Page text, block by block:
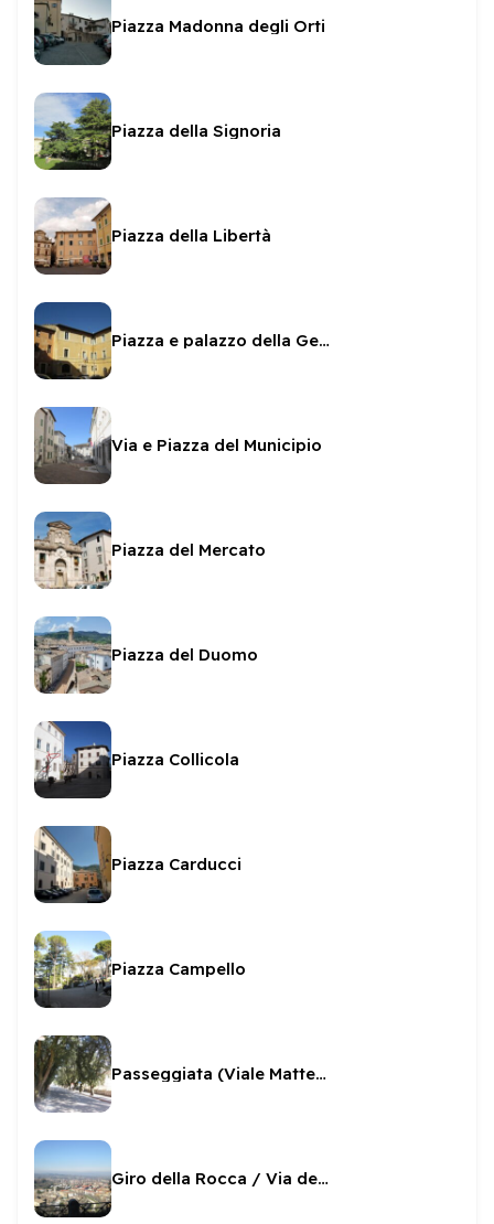
Piazza Madonna degli Orti
Piazza della Signoria
Piazza della Libertà
Piazza e palazzo della Genga
Via e Piazza del Municipio
Piazza del Mercato
Piazza del Duomo
Piazza Collicola
Piazza Carducci
Piazza Campello
Passeggiata (Viale Matteotti)
Giro della Rocca / Via del Ponte